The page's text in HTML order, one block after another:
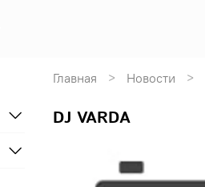
Главная Новости
DJ VARDA